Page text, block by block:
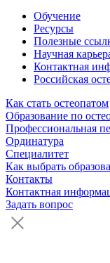
Обучение
Ресурсы
Полезные
Научная
Контактная
Российская
Как стать остеопатом
Образование по
Профессиональная
Ординатура
Специалитет
Как выбрать
Контакты
Контактная
Задать вопрос